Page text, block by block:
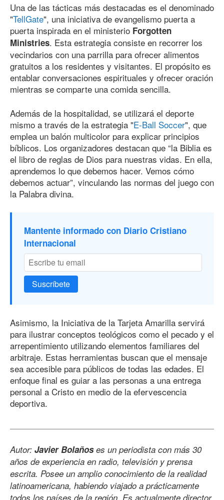
Una de las tácticas más destacadas es el denominado
"TellGate", una iniciativa de evangelismo puerta a
puerta inspirada en el ministerio Forgotten
Ministries. Esta estrategia consiste en recorrer los
vecindarios con una parrilla para ofrecer alimentos
gratuitos a los residentes y visitantes. El propósito es
entablar conversaciones espirituales y ofrecer oración
mientras se comparte una comida sencilla.
Además de la hospitalidad, se utilizará el deporte
mismo a través de la estrategia "E-Ball Soccer", que
emplea un balón multicolor para explicar principios
bíblicos. Los organizadores destacan que “la Biblia es
el libro de reglas de Dios para nuestras vidas. En ella,
aprendemos lo que debemos hacer. Vemos cómo
debemos actuar”, vinculando las normas del juego con
la Palabra divina.
Mantente informado con Diario Cristiano
Internacional
Suscríbete
Asimismo, la Iniciativa de la Tarjeta Amarilla servirá
para ilustrar conceptos teológicos como el pecado y el
arrepentimiento utilizando elementos familiares del
arbitraje. Estas herramientas buscan que el mensaje
sea accesible para públicos de todas las edades. El
enfoque final es guiar a las personas a una entrega
personal a Cristo en medio de la efervescencia
deportiva.
Autor: Javier Bolañoses un periodista con más 30
años de experiencia en radio, televisión y prensa
escrita. Posee un amplio conocimiento de la realidad
latinoamericana, habiendo viajado a prácticamente
todos los países de la región. Es actualmente director